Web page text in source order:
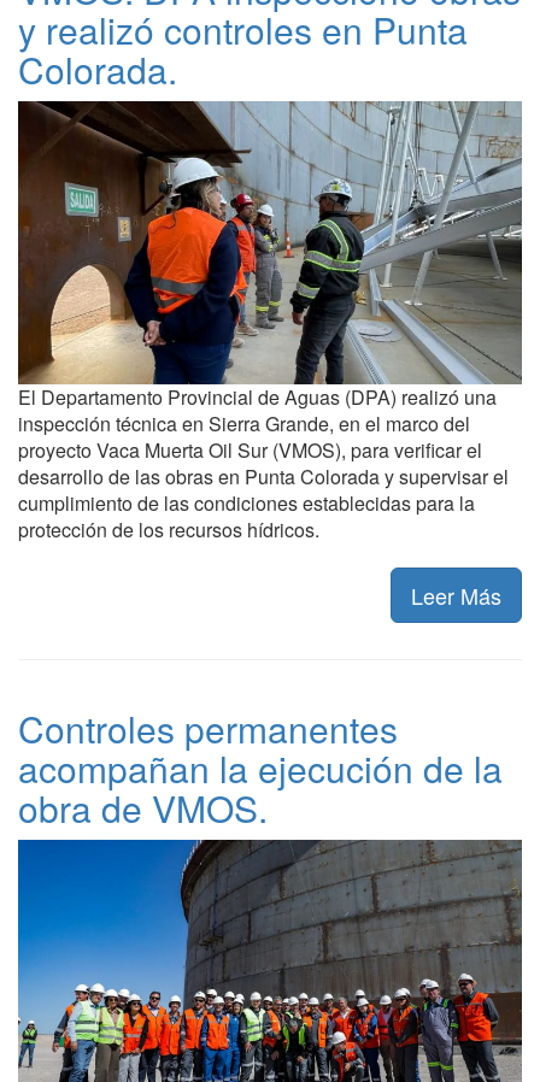
y realizó controles en Punta
Colorada.
El Departamento Provincial de Aguas (DPA) realizó una
inspección técnica en Sierra Grande, en el marco del
proyecto Vaca Muerta Oil Sur (VMOS), para verificar el
desarrollo de las obras en Punta Colorada y supervisar el
cumplimiento de las condiciones establecidas para la
protección de los recursos hídricos.
Leer Más
Controles permanentes
acompañan la ejecución de la
obra de VMOS.